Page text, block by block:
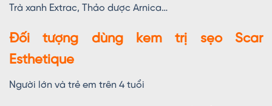
Trà xanh Extrac, Thảo dược Arnica…
Đối tượng dùng kem trị sẹo Scar
Esthetique
Người lớn và trẻ em trên 4 tuổi